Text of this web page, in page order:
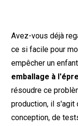
Avez-vous déjà
ce si facile pour
empêcher un
emballage à
résoudre ce
production, il s'agit
conception, de